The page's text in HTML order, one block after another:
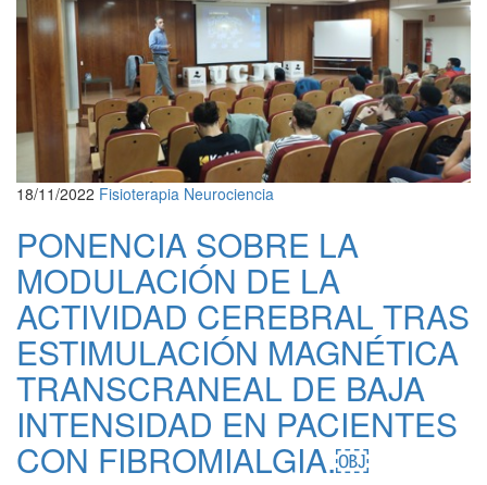
18/11/2022 Fisioterapia Neurociencia
PONENCIA SOBRE LA
MODULACIÓN DE LA
ACTIVIDAD CEREBRAL TRAS
ESTIMULACIÓN MAGNÉTICA
TRANSCRANEAL DE BAJA
INTENSIDAD EN PACIENTES
CON FIBROMIALGIA.￼